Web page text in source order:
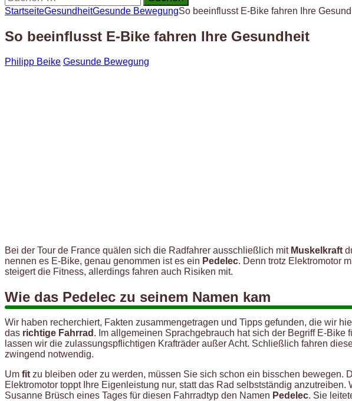
nach:
StartseiteGesundheitGesunde BewegungSo beeinflusst E-Bike fahren Ihre
So beeinflusst E-Bike fahren Ihre Gesundheit
Philipp Beike Gesunde Bewegung
Bei der Tour de France quälen sich die Radfahrer ausschließlich mit Muskelkraft
nennen es E-Bike, genau genommen ist es ein Pedelec. Denn trotz Elektromotor
steigert die Fitness, allerdings fahren auch Risiken mit.
Wie das Pedelec zu seinem Namen kam
Wir haben recherchiert, Fakten zusammengetragen und Tipps gefunden, die wir
das richtige Fahrrad . Im allgemeinen Sprachgebrauch hat sich der Begriff E-Bike
lassen wir die zulassungspflichtigen Krafträder außer Acht. Schließlich fahren
zwingend notwendig.
Um fit zu bleiben oder zu werden, müssen Sie sich schon ein bisschen bewegen.
Elektromotor toppt Ihre Eigenleistung nur, statt das Rad selbstständig
Susanne Brüsch eines Tages für diesen Fahrradtyp den Namen Pedelec. Sie